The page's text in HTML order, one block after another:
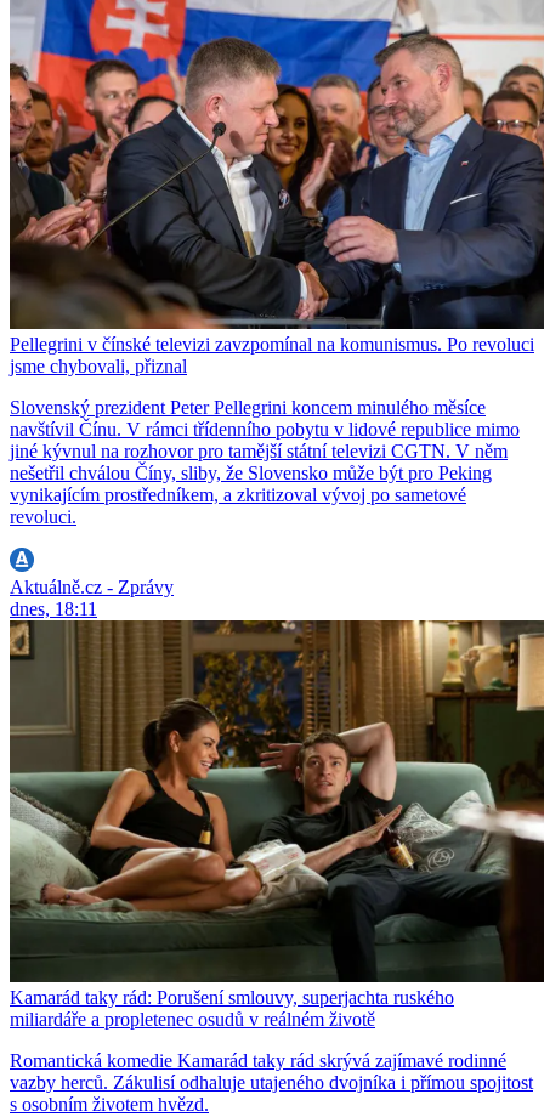
Pellegrini v čínské televizi zavzpomínal na komunismus. Po revoluci
jsme chybovali, přiznal
Slovenský prezident Peter Pellegrini koncem minulého měsíce
navštívil Čínu. V rámci třídenního pobytu v lidové republice mimo
jiné kývnul na rozhovor pro tamější státní televizi CGTN. V něm
nešetřil chválou Číny, sliby, že Slovensko může být pro Peking
vynikajícím prostředníkem, a zkritizoval vývoj po sametové
revoluci.
Aktuálně.cz - Zprávy
dnes, 18:11
Kamarád taky rád: Porušení smlouvy, superjachta ruského
miliardáře a propletenec osudů v reálném životě
Romantická komedie Kamarád taky rád skrývá zajímavé rodinné
vazby herců. Zákulisí odhaluje utajeného dvojníka i přímou spojitost
s osobním životem hvězd.